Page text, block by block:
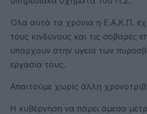
Όλα αυτά τα χρόνια η Ε.Α.Κ.Π.
τους κινδύνους και τις σοβαρές
υπάρχουν στην υγεία των
εργασία τους.
Απαιτούμε χωρίς άλλη
Η κυβέρνηση να πάρει άμεσα